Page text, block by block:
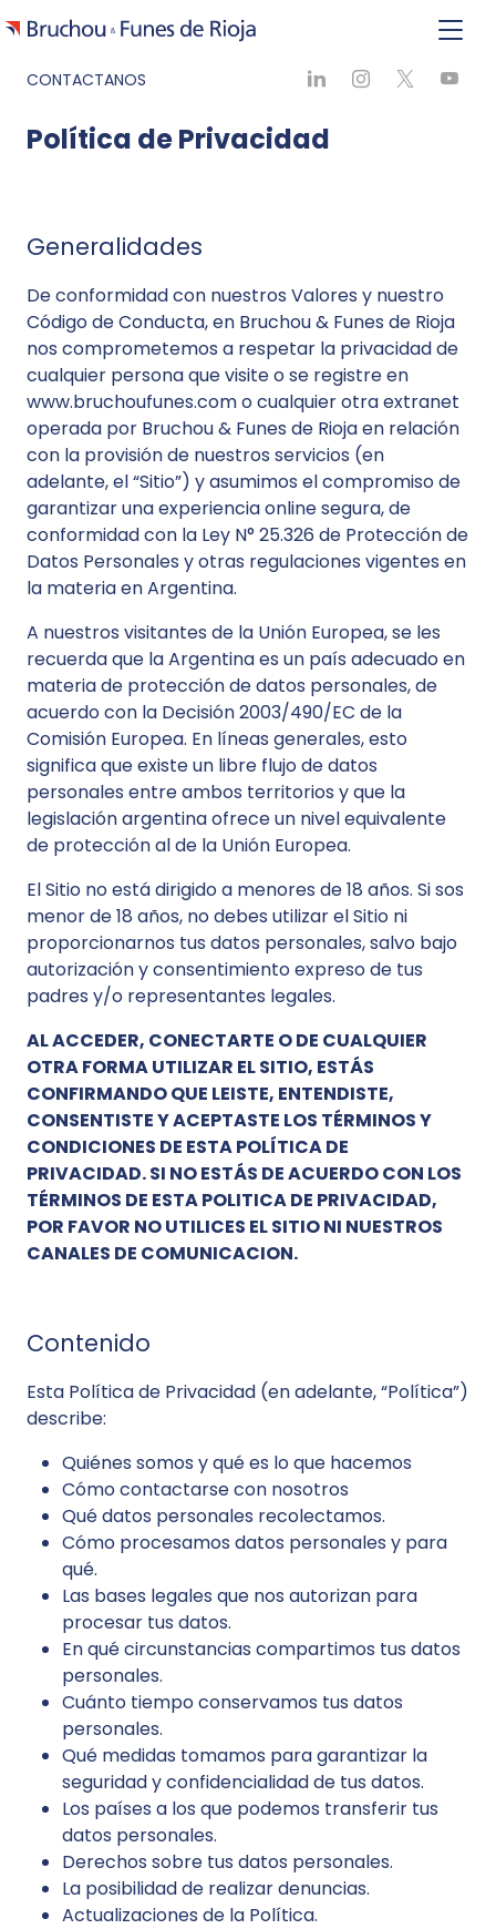
CONTACTANOS
Política de Privacidad
Generalidades
De conformidad con nuestros Valores y nuestro
Código de Conducta, en Bruchou & Funes de Rioja
nos comprometemos a respetar la privacidad de
cualquier persona que visite o se registre en
www.bruchoufunes.com o cualquier otra extranet
operada por Bruchou & Funes de Rioja en relación
con la provisión de nuestros servicios (en
adelante, el “Sitio”) y asumimos el compromiso de
garantizar una experiencia online segura, de
conformidad con la Ley N° 25.326 de Protección de
Datos Personales y otras regulaciones vigentes en
la materia en Argentina.
A nuestros visitantes de la Unión Europea, se les
recuerda que la Argentina es un país adecuado en
materia de protección de datos personales, de
acuerdo con la Decisión 2003/490/EC de la
Comisión Europea. En líneas generales, esto
significa que existe un libre flujo de datos
personales entre ambos territorios y que la
legislación argentina ofrece un nivel equivalente
de protección al de la Unión Europea.
El Sitio no está dirigido a menores de 18 años. Si sos
menor de 18 años, no debes utilizar el Sitio ni
proporcionarnos tus datos personales, salvo bajo
autorización y consentimiento expreso de tus
padres y/o representantes legales.
AL ACCEDER, CONECTARTE O DE CUALQUIER
OTRA FORMA UTILIZAR EL SITIO, ESTÁS
CONFIRMANDO QUE LEISTE, ENTENDISTE,
CONSENTISTE Y ACEPTASTE LOS TÉRMINOS Y
CONDICIONES DE ESTA POLÍTICA DE
PRIVACIDAD. SI NO ESTÁS DE ACUERDO CON LOS
TÉRMINOS DE ESTA POLITICA DE PRIVACIDAD,
POR FAVOR NO UTILICES EL SITIO NI NUESTROS
CANALES DE COMUNICACION.
Contenido
Esta Política de Privacidad (en adelante, “Política”)
describe:
Quiénes somos y qué es lo que hacemos
Cómo contactarse con nosotros
Qué datos personales recolectamos.
Cómo procesamos datos personales y para
qué.
Las bases legales que nos autorizan para
procesar tus datos.
En qué circunstancias compartimos tus datos
personales.
Cuánto tiempo conservamos tus datos
personales.
Qué medidas tomamos para garantizar la
seguridad y confidencialidad de tus datos.
Los países a los que podemos transferir tus
datos personales.
Derechos sobre tus datos personales.
La posibilidad de realizar denuncias.
Actualizaciones de la Política.